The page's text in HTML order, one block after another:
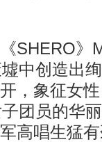
》
中创造出
，象征女
团员的华
高唱生猛